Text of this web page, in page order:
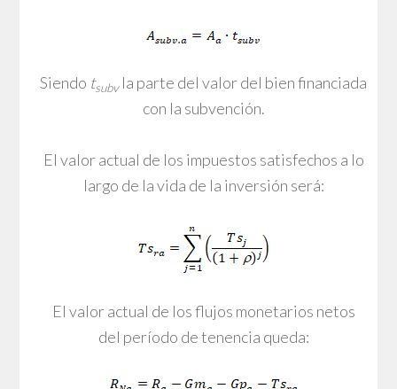
Siendo tsubvla parte del valor del bien financiada
con la subvención.
El valor actual de los impuestos satisfechos a lo
largo de la vida de la inversión será:
El valor actual de los flujos monetarios netos
del período de tenencia queda: